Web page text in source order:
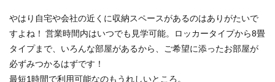
やはり自宅や会社の近くに収納スペースがあるのはありがたいで
すよね！ 営業時間内はいつでも見学可能。ロッカータイプから8畳
タイプまで、いろんな部屋があるから、ご希望に添ったお部屋が
必ずみつかるはずです！
最短1時間で利用可能なのもうれしいところ。